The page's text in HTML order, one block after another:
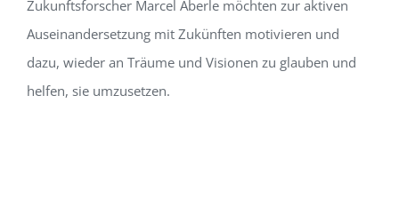
Zukunftsforscher Marcel Aberle möchten zur aktiven
Auseinandersetzung mit Zukünften motivieren und
dazu, wieder an Träume und Visionen zu glauben und
helfen, sie umzusetzen.